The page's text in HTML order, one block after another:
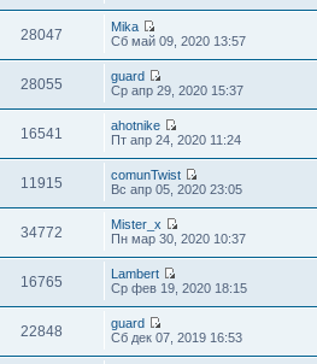
28047
Mika
Сб май 09, 2020 13:57
28055
guard
Ср апр 29, 2020 15:37
16541
ahotnike
Пт апр 24, 2020 11:24
11915
comunTwist
Вс апр 05, 2020 23:05
34772
Mister_x
Пн мар 30, 2020 10:37
16765
Lambert
Ср фев 19, 2020 18:15
22848
guard
Сб дек 07, 2019 16:53